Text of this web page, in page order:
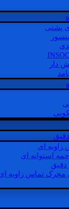
دار
زاویه ای
استوانه ای
دقیق
محرک تماس زاویه